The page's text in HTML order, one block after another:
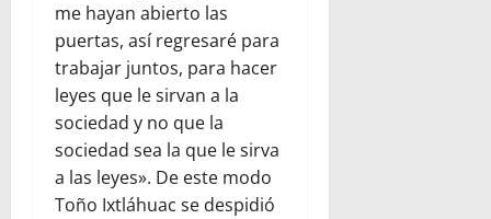
me hayan abierto las
puertas, así regresaré para
trabajar juntos, para hacer
leyes que le sirvan a la
sociedad y no que la
sociedad sea la que le sirva
a las leyes». De este modo
Toño Ixtláhuac se despidió